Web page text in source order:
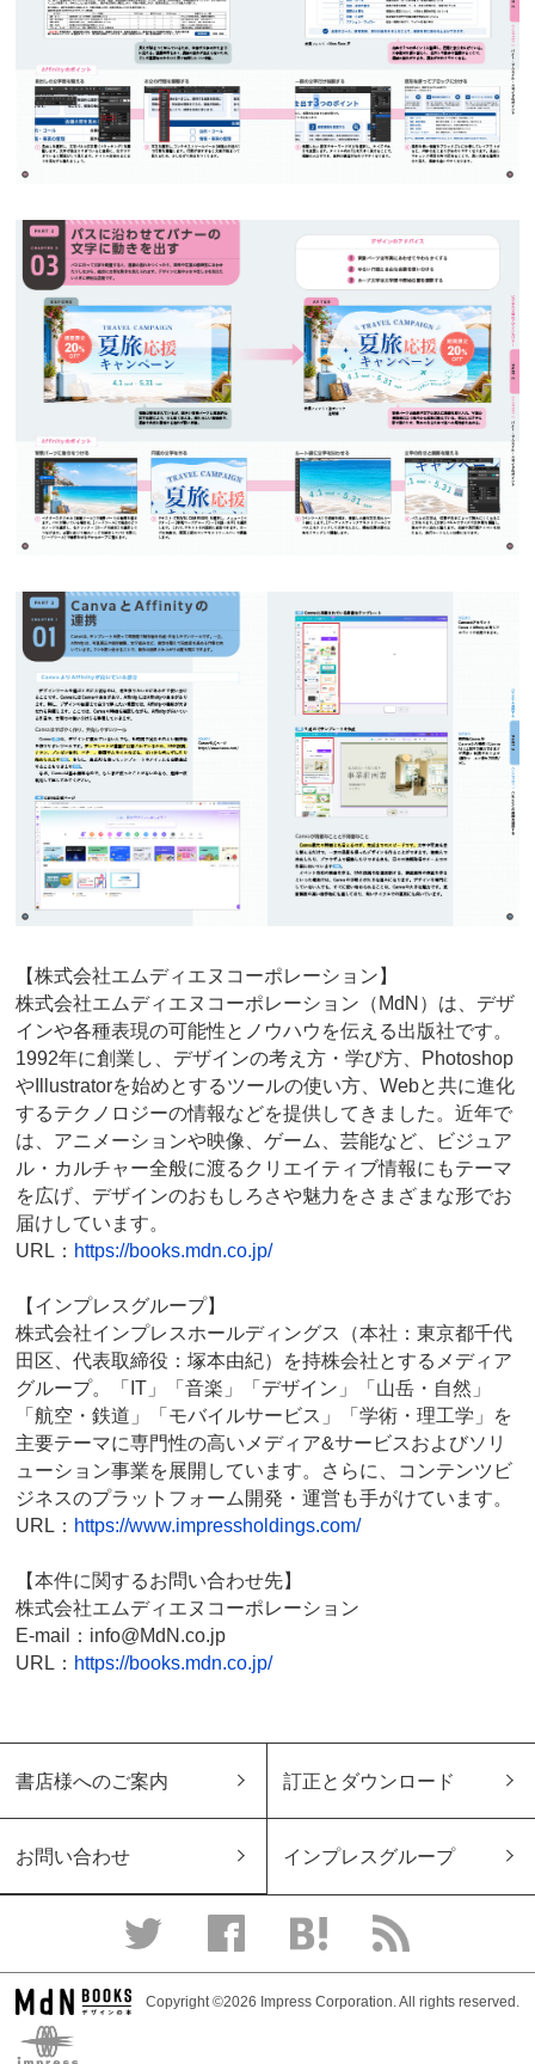
【株式会社エムディエヌコーポレーション】
株式会社エムディエヌコーポレーション（MdN）は、デザ
インや各種表現の可能性とノウハウを伝える出版社です。
1992年に創業し、デザインの考え方・学び方、Photoshop
やIllustratorを始めとするツールの使い方、Webと共に進化
するテクノロジーの情報などを提供してきました。近年で
は、アニメーションや映像、ゲーム、芸能など、ビジュア
ル・カルチャー全般に渡るクリエイティブ情報にもテーマ
を広げ、デザインのおもしろさや魅力をさまざまな形でお
届けしています。
URL： https://books.mdn.co.jp/
【インプレスグループ】
株式会社インプレスホールディングス（本社：東京都千代
田区、代表取締役：塚本由紀）を持株会社とするメディア
グループ。「IT」「音楽」「デザイン」「山岳・自然」
「航空・鉄道」「モバイルサービス」「学術・理工学」を
主要テーマに専門性の高いメディア&サービスおよびソリ
ューション事業を展開しています。さらに、コンテンツビ
ジネスのプラットフォーム開発・運営も手がけています。
URL： https://www.impressholdings.com/
【本件に関するお問い合わせ先】
株式会社エムディエヌコーポレーション
E-mail：info@MdN.co.jp
URL： https://books.mdn.co.jp/
書店様へのご案内 訂正とダウンロード
お問い合わせ インプレスグループ
Copyright ©2026 Impress Corporation. All rights reserved.